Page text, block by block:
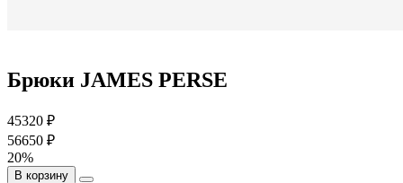
Брюки JAMES PERSE
45320 ₽
56650 ₽
20%
В корзину